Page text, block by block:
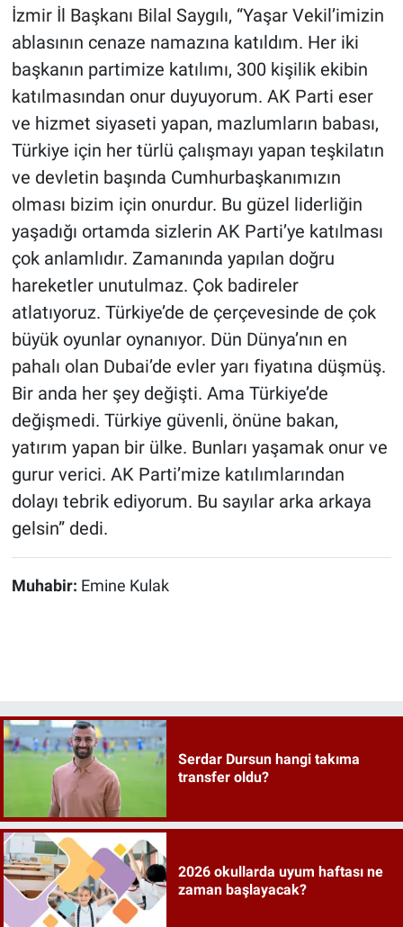
İzmir İl Başkanı Bilal Saygılı, “Yaşar Vekil’imizin
ablasının cenaze namazına katıldım. Her iki
başkanın partimize katılımı, 300 kişilik ekibin
katılmasından onur duyuyorum. AK Parti eser
ve hizmet siyaseti yapan, mazlumların babası,
Türkiye için her türlü çalışmayı yapan teşkilatın
ve devletin başında Cumhurbaşkanımızın
olması bizim için onurdur. Bu güzel liderliğin
yaşadığı ortamda sizlerin AK Parti’ye katılması
çok anlamlıdır. Zamanında yapılan doğru
hareketler unutulmaz. Çok badireler
atlatıyoruz. Türkiye’de de çerçevesinde de çok
büyük oyunlar oynanıyor. Dün Dünya’nın en
pahalı olan Dubai’de evler yarı fiyatına düşmüş.
Bir anda her şey değişti. Ama Türkiye’de
değişmedi. Türkiye güvenli, önüne bakan,
yatırım yapan bir ülke. Bunları yaşamak onur ve
gurur verici. AK Parti’mize katılımlarından
dolayı tebrik ediyorum. Bu sayılar arka arkaya
gelsin” dedi.
Muhabir: Emine Kulak
Serdar Dursun hangi takıma
transfer oldu?
2026 okullarda uyum haftası ne
zaman başlayacak?